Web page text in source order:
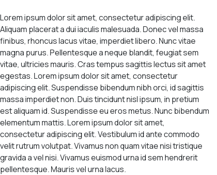
Lorem ipsum dolor sit amet, consectetur adipiscing elit.
Aliquam placerat a dui iaculis malesuada. Donec vel massa
finibus, rhoncus lacus vitae, imperdiet libero. Nunc vitae
magna purus. Pellentesque a neque blandit, feugiat sem
vitae, ultricies mauris. Cras tempus sagittis lectus sit amet
egestas. Lorem ipsum dolor sit amet, consectetur
adipiscing elit. Suspendisse bibendum nibh orci, id sagittis
massa imperdiet non. Duis tincidunt nisl ipsum, in pretium
est aliquam id. Suspendisse eu eros metus. Nunc bibendum
elementum mattis. Lorem ipsum dolor sit amet,
consectetur adipiscing elit. Vestibulum id ante commodo
velit rutrum volutpat. Vivamus non quam vitae nisi tristique
gravida a vel nisi. Vivamus euismod urna id sem hendrerit
pellentesque. Mauris vel urna lacus.